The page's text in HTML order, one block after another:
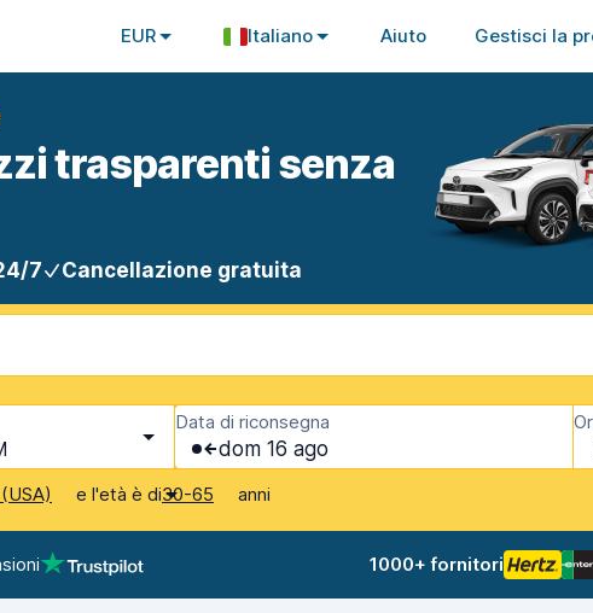
EUR Italiano Aiuto Gestisci la
trasparenti senza
7 Cancellazione gratuita
Data di riconsegna
dom 16 ago
e l'età è di30-65 anni
1000+ fornitori